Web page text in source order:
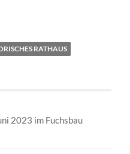
RATHAUS
2023 im Fuchsbau